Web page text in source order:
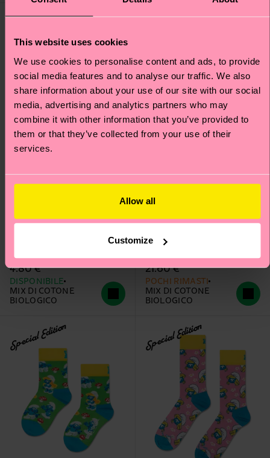
This website uses cookies
We use cookies to personalise content and ads, to provide
social media features and to analyse our traffic. We also
share information about your use of our site with our social
media, advertising and analytics partners who may
combine it with other information that you’ve provided to
them or that they’ve collected from your use of their
services.
Allow all
Customize
Special Edition
Kids The Smurfs Smiley
4.80 €
DISPONIBILE
MIX DI COTONE
BIOLOGICO
Special Edition
The Smurfs 3-Pack
21.60 €
POCHI RIMASTI
MIX DI COTONE
BIOLOGICO
Special Edition Special Edition